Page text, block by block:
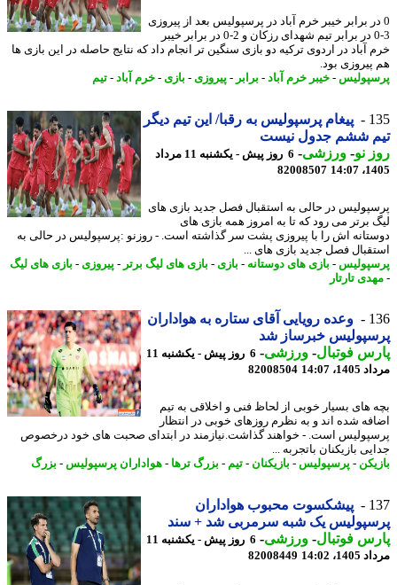
برابر خیبر خرم آباد در پرسپولیس بعد از پیروزی
3-0 در برابر تیم شهدای رزکان و 2-0 در برابر خیبر
آباد در اردوی ترکیه دو بازی سنگین تر انجام داد که نتایج حاصله در این بازی ها
بود.
-خیبر خرم آباد- برابر- پیروزی - بازی - خرم آباد- تیم
پیغام پرسپولیس به رقبا/ این تیم دیگر
ششم جدول نیست
نو- ورزشی-
6 روز پیش - یکشنبه 11 مرداد
82008507
در حالی به استقبال فصل جدید بازی های
برتر می رود که تا به امروز همه بازی های
اش را با پیروزی پشت سر گذاشته است. - روزنو :پرسپولیس در حالی به
فصل جدید بازی های ...
-بازی های دوستانه-بازی - بازی های لیگ برتر - پیروزی - بازی های لیگ
تارتار
وعده رویایی آقای ستاره به هواداران
خبرساز شد
فوتبال-ورزشی-
6 روز پیش - یکشنبه 11
14:07
82008504
های بسیار خوبی از لحاظ فنی و اخلاقی به تیم
شده اند و به نظرم روزهای خوبی در انتظار
است. - خواهند گذاشت.نیازمند در ابتدای صحبت های خود درخصوص
بازیکنان باتجربه ...
-پرسپولیس-بازیکنان-تیم -بزرگ ترها - هواداران پرسپولیس-بزرگ
پیشکسوت محبوب هواداران
یک شبه سرمربی شد + سند
فوتبال-ورزشی-
6 روز پیش - یکشنبه 11
14:02
82008449